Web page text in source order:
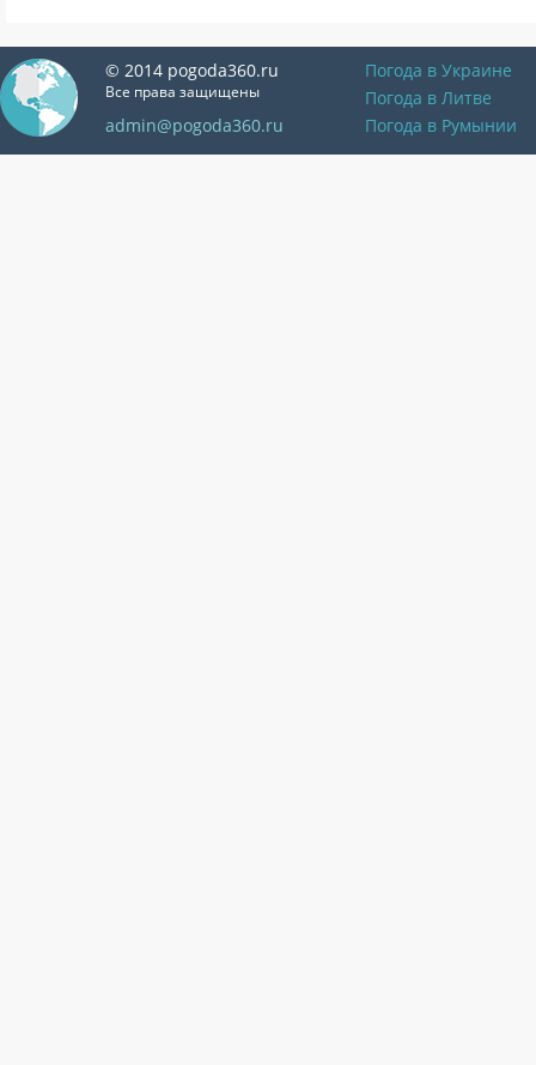
© 2014 pogoda360.ru
Все права защищены
admin@pogoda360.ru
Погода в Украине
Погода в Литве
Погода в Румынии